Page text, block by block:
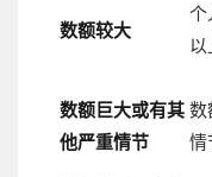
数额较大
个
以
数额巨大或有其
他严重情节
数
情